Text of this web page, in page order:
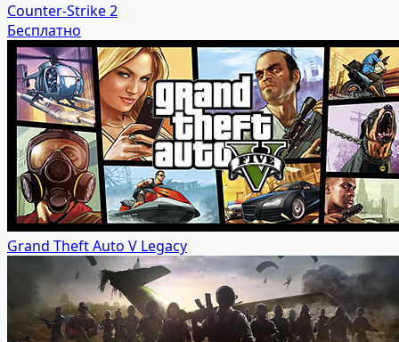
Counter-Strike 2
Бесплатно
Grand Theft Auto V Legacy